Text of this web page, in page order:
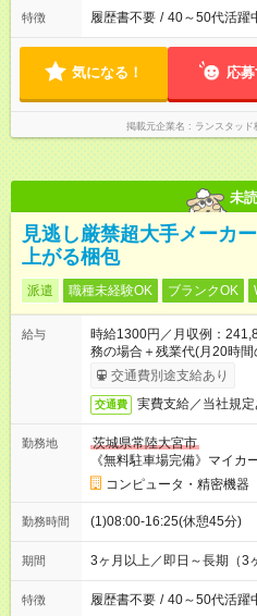
特徴 履歴書不要 / 40～50代活躍
気になる！ 応
掲載元企業名 ランスタッ
未読
見逃し厳禁超大手メーカ
上がる梱包
派遣 職種未経験OK ブランクOK
給与
時給1300円／月収例：
務の場合＋残業代(月20時
交通費別途支給あり
交通費 実費支給／当社規定
勤務地
茨城県常陸大宮市
《無料駐車場完備》マイカ
コンピュータ・精密機器
勤務時間 (1)08:00-16:25(休憩45分)
期間 3ヶ月以上／即日～長期（3
特徴 履歴書不要 / 40～50代活躍